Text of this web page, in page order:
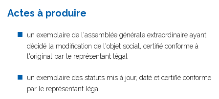
Actes à produire
un exemplaire de l'assemblée générale extraordinaire ayant
décidé la modification de l'objet social, certifié conforme à
l'original par le représentant légal
un exemplaire des statuts mis à jour, daté et certifié conforme
par le représentant légal